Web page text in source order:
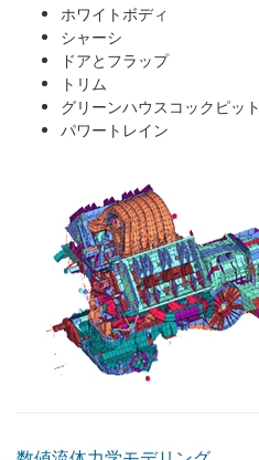
ホワイトボディ
シャーシ
ドアとフラップ
トリム
グリーンハウスコックピット
パワートレイン